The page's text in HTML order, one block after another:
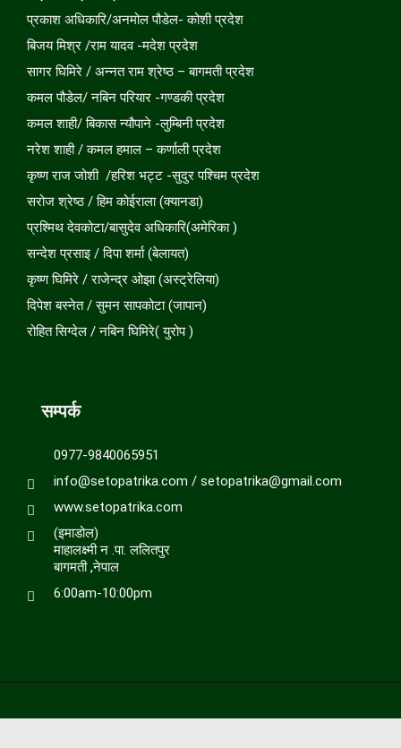
प्रकाश अधिकारि/अनमोल पौडेल- कोशी प्रदेश
बिजय मिश्र /राम यादव -मदेश प्रदेश
सागर घिमिरे / अन्नत राम श्रेष्ठ – बागमती प्रदेश
कमल पौडेल/ नबिन परियार -गण्डकी प्रदेश
कमल शाही/ बिकास न्यौपाने -लुम्बिनी प्रदेश
नरेश शाही / कमल हमाल – कर्णाली प्रदेश
कृष्ण राज जोशी /हरिश भट्ट -सुदुर पश्चिम प्रदेश
सरोज श्रेष्ठ / हिम कोईराला (क्यानडा)
प्रश्मिथ देवकोटा/बासुदेव अधिकारि(अमेरिका )
सन्देश प्रसाइ / दिपा शर्मा (बेलायत)
कृष्ण घिमिरे / राजेन्द्र ओझा (अस्ट्रेलिया)
दिपेश बस्नेत / सुमन सापकोटा (जापान)
रोहित सिग्देल / नबिन घिमिरे( युरोप )
सम्पर्क
0977-9840065951
info@setopatrika.com / setopatrika@gmail.com
www.setopatrika.com
(इमाडोल)
माहालक्ष्मी न .पा. ललितपुर
बागमती ,नेपाल
6:00am-10:00pm